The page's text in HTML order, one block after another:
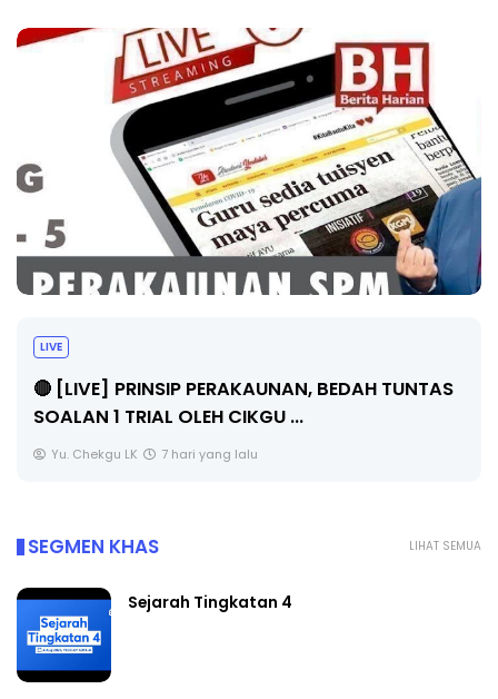
BICARA PROFESIONAL 8 : TIMBALAN KETUA
PENGARAH PENDIDIKAN MALAYSIA
Unknown 9 hari yang lalu
LIHAT SEMUA
SEGMEN KHAS
Sejarah Tingkatan 4